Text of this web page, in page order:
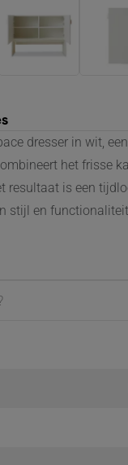
dresser in wit,
het frisse
resultaat is een
stijl en